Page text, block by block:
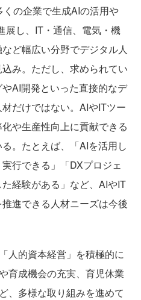
の企業で生成AIの活用や
展し、IT・通信、電気・機
ど幅広い分野でデジタル人
み。ただし、求められてい
AI開発といった直接的なデ
だけではない。AIやITツー
や生産性向上に貢献できる
。たとえば、「AIを活用し
行できる」「DXプロジェ
経験がある」など、AIやIT
進できる人材ニーズは今後
人的資本経営」を積極的に
育成機会の充実、育児休業
、多様な取り組みを進めて